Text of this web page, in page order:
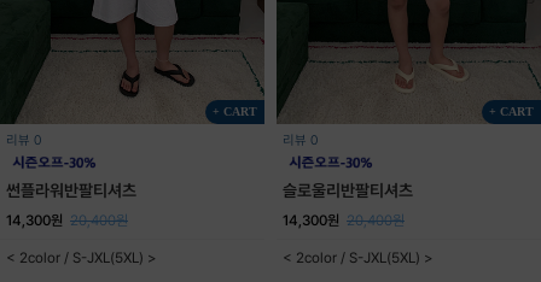
+ CART
리뷰 0
썬플라워반팔티셔츠
14,300원 20,400원
< 2color / S-JXL(5XL) >
+ CART
리뷰 0
슬로울리반팔티셔츠
14,300원 20,400원
< 2color / S-JXL(5XL) >